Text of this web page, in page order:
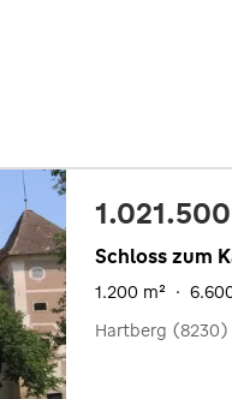
Schloss zum
1.200 m² ·
Hartberg (8230)